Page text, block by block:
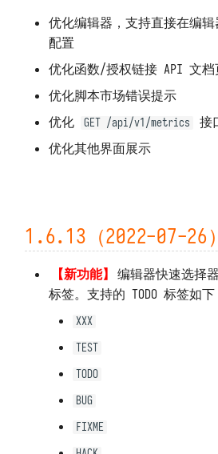
1.0.3 ~ 1.0.4（2020-09-20）
1.0.2（2020-09-20）
1.0.1（2020-09-20）
1.0.0（2020-09-19）
优化编辑器，支持直接在编
配置
优化函数/授权链接 API 文档
优化脚本市场错误提示
优化
GET /api/v1/metrics
接
优化其他界面展示
1.6.13（2022-07-26）
【新功能】
编辑器快速选择
标签。支持的 TODO 标签如下
XXX
TEST
TODO
BUG
FIXME